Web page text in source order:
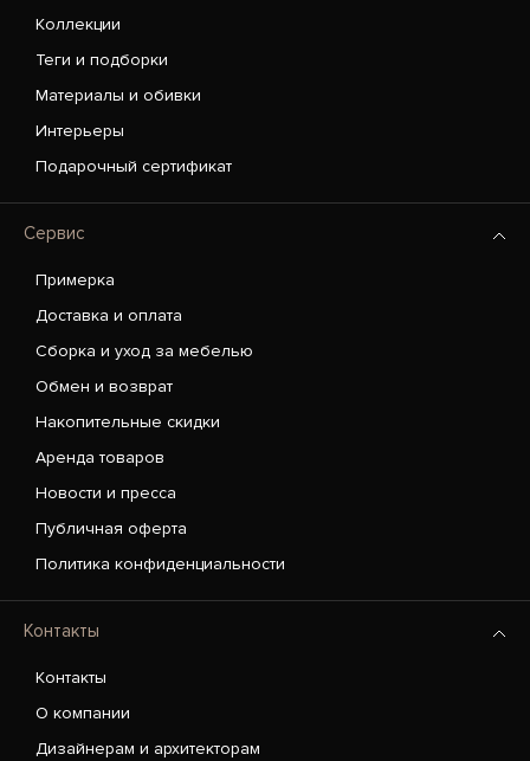
Коллекции
Теги и подборки
Материалы и обивки
Интерьеры
Подарочный сертификат
Сервис
Примерка
Доставка и оплата
Сборка и уход за мебелью
Обмен и возврат
Накопительные скидки
Аренда товаров
Новости и пресса
Публичная оферта
Политика конфиденциальности
Контакты
Контакты
О компании
Дизайнерам и архитекторам